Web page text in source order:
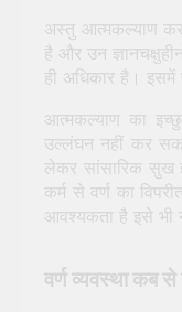
अस्तु आत्मकल्याण
है और उन
ही अधिकार है। इसमें
आत्मकल्याण का
उल्लंघन नहीं कर
लेकर सांसारिक सुख
कर्म से वर्ण का
आवश्यकता है इसे भी
वर्ण व्यवस्था कब